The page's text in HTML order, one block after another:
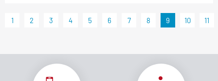
1 2 3 4 5 6 7 8 9 10 11